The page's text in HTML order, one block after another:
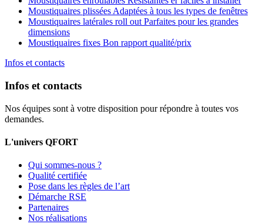
Moustiquaires plissées Adaptées à tous les types de fenêtres
Moustiquaires latérales roll out Parfaites pour les grandes
dimensions
Moustiquaires fixes Bon rapport qualité/prix
Infos et contacts
Infos et contacts
Nos équipes sont à votre disposition pour répondre à toutes vos
demandes.
L'univers QFORT
Qui sommes-nous ?
Qualité certifiée
Pose dans les règles de l’art
Démarche RSE
Partenaires
Nos réalisations